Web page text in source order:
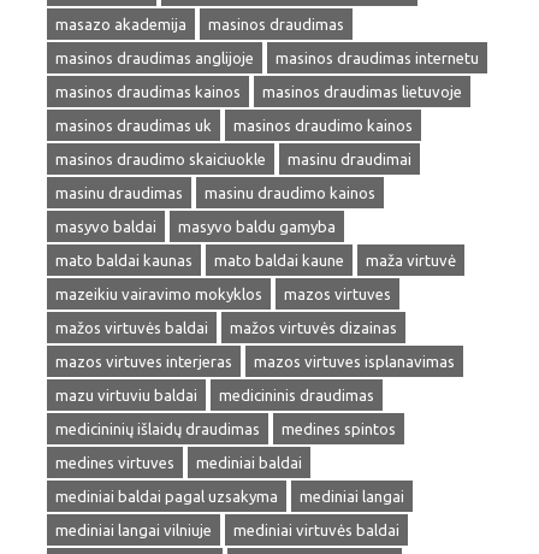
masazo akademija
masinos draudimas
masinos draudimas anglijoje
masinos draudimas internetu
masinos draudimas kainos
masinos draudimas lietuvoje
masinos draudimas uk
masinos draudimo kainos
masinos draudimo skaiciuokle
masinu draudimai
masinu draudimas
masinu draudimo kainos
masyvo baldai
masyvo baldu gamyba
mato baldai kaunas
mato baldai kaune
maža virtuvė
mazeikiu vairavimo mokyklos
mazos virtuves
mažos virtuvės baldai
mažos virtuvės dizainas
mazos virtuves interjeras
mazos virtuves isplanavimas
mazu virtuviu baldai
medicininis draudimas
medicininių išlaidų draudimas
medines spintos
medines virtuves
mediniai baldai
mediniai baldai pagal uzsakyma
mediniai langai
mediniai langai vilniuje
mediniai virtuvės baldai